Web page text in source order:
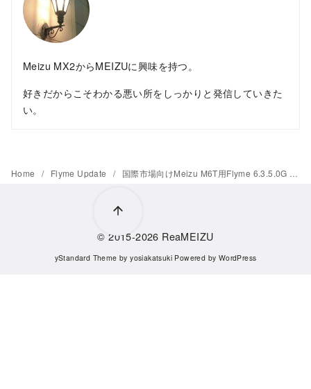
Meizu MX2からMEIZUに興味を持つ。
好きだからこそわかる悪い所をしっかりと発信していきた
い。
Home Flyme Update 国際市場向けMeizu M6T用Flyme 6.3.5.0G Stableがリリース
© 2015-2026 ReaMEIZU
yStandard Theme byyosiakatsuki Powered by WordPress